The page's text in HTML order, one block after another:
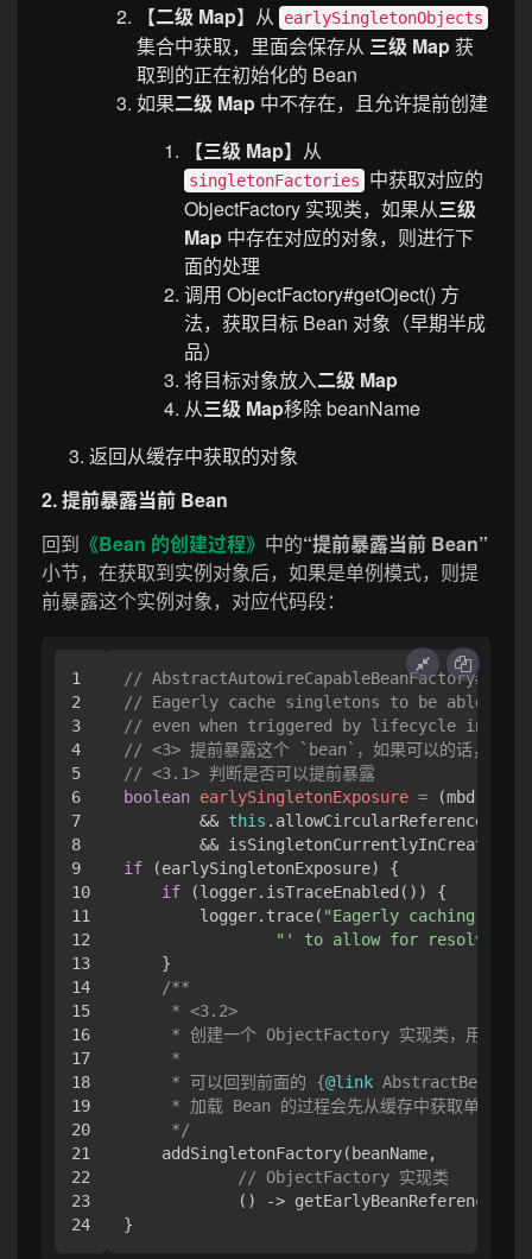
【二级 Map】 从 earlySingletonObjects
集合中获取，里面会保存从 三级 Map获
取到的正在初始化的 Bean
如果二级 Map 中不存在，且允许提前创建
【三级 Map】 从
singletonFactories
中获取对应的
ObjectFactory 实现类，如果从三级
Map 中存在对应的对象，则进行下
面的处理
调用 ObjectFactory#getOject() 方
法，获取目标 Bean 对象（早期半成
品）
将目标对象放入二级 Map
从三级 Map移除 beanName
返回从缓存中获取的对象
2. 提前暴露当前 Bean
回到 《Bean 的创建过程》 中的“提前暴露当前 Bean”
小节，在获取到实例对象后，如果是单例模式，则提
前暴露这个实例对象，对应代码段：
1
2
3
4
5
6
7
8
9
10
11
12
13
14
15
16
17
18
19
20
21
22
23
//
// Eagerly cache singletons to be able to
// even when triggered by lifecycle
// <3> 提前暴露这个 `bean`，如果可以的话，目的
// <3.1> 判断是否可以提前暴露
boolean earlySingletonExposure =
        &&
this .allowCircularReferences
&&
if (earlySingletonExposure) {
if (logger.isTraceEnabled()) {
        logger.trace(
"Eagerly caching
"' to allow for resolving
    }
/**
     * <3.2>
* 创建一个 ObjectFactory 实现类，用于返
     *
     * 可以回到前面的 {
@link
* 加载 Bean 的过程会先从缓存中获取单例
     */
    addSingletonFactory(beanName,
// ObjectFactory 实现类
() ->
}